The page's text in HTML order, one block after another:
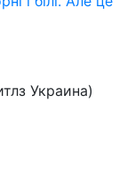
Украина)